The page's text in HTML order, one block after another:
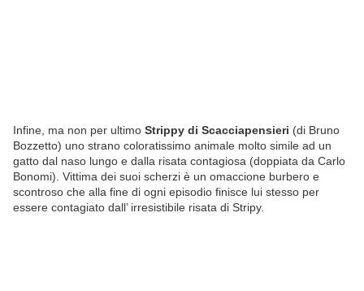
Infine, ma non per ultimo Strippy di Scacciapensieri (di Bruno
Bozzetto) uno strano coloratissimo animale molto simile ad un
gatto dal naso lungo e dalla risata contagiosa (doppiata da Carlo
Bonomi). Vittima dei suoi scherzi è un omaccione burbero e
scontroso che alla fine di ogni episodio finisce lui stesso per
essere contagiato dall’ irresistibile risata di Stripy.